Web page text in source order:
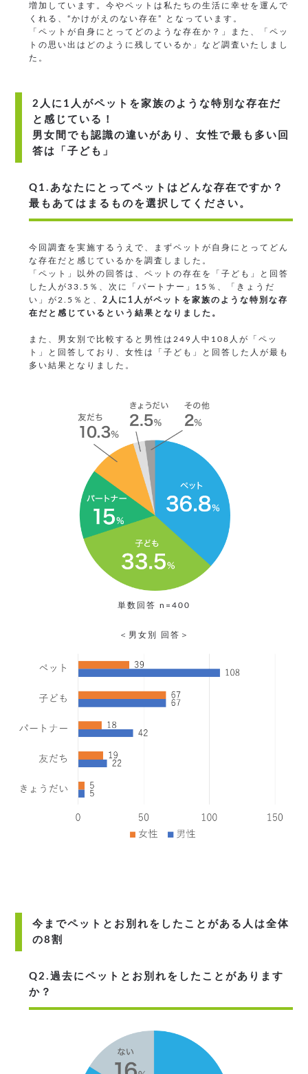
増加しています。今やペットは私たちの生活に幸せを運んで
くれる、“かけがえのない存在” となっています。
「ペットが自身にとってどのような存在か？」また、「ペッ
トの思い出はどのように残しているか」など調査いたしまし
た。
2人に1人がペットを家族のような特別な存在だ
と感じている！
男女間でも認識の違いがあり、女性で最も多い回
答は「子ども」
Q1.あなたにとってペットはどんな存在ですか？
最もあてはまるものを選択してください。
今回調査を実施するうえで、まずペットが自身にとってどん
な存在だと感じているかを調査しました。
「ペット」以外の回答は、ペットの存在を「子ども」と回答
した人が33.5％、次に「パートナー」15％、「きょうだ
い」が2.5％と、2人に1人がペットを家族のような特別な存
在だと感じているという結果となりました。
また、男女別で比較すると男性は249人中108人が「ペッ
ト」と回答しており、女性は「子ども」と回答した人が最も
多い結果となりました。
単数回答 n=400
＜男女別 回答＞
今までペットとお別れをしたことがある人は全体
の8割
Q2.過去にペットとお別れをしたことがあります
か？